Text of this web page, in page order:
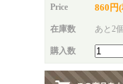
Price 860円
在庫数 あと2
購入数